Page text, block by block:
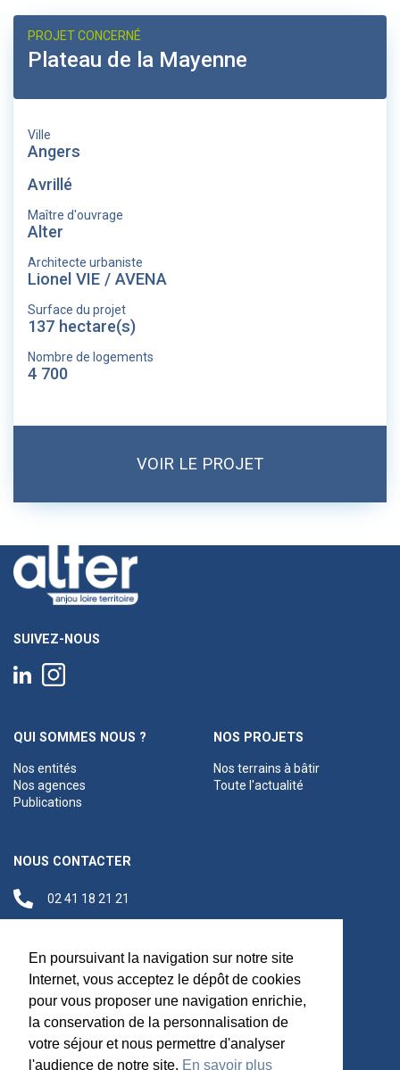
En poursuivant la navigation sur notre site
Internet, vous acceptez le dépôt de cookies
pour vous proposer une navigation enrichie,
la conservation de la personnalisation de
votre séjour et nous permettre d'analyser
l'audience de notre site. En savoir plus
PROJET CONCERNÉ
Plateau de la Mayenne
Ville
Angers
Avrillé
Maître d'ouvrage
Alter
Architecte urbaniste
Lionel VIE / AVENA
Surface du projet
137 hectare(s)
Nombre de logements
4 700
VOIR LE PROJET
SUIVEZ-NOUS
QUI SOMMES NOUS ?
Nos entités
Nos agences
Publications
NOS PROJETS
Nos terrains à bâtir
Toute l'actualité
NOUS CONTACTER
02 41 18 21 21
Siège social
Maréchal Foch,
49100 Angers